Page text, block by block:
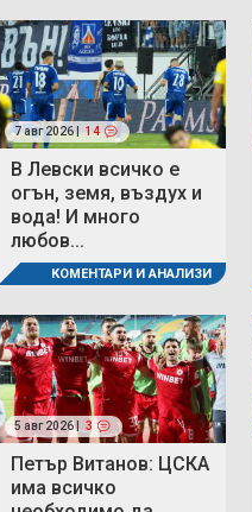
7 авг 2026 | 14
В Левски всичко е
огън, земя, въздух и
вода! И много
любов...
КОМЕНТАРИ И АНАЛИЗИ
5 авг 2026 | 3
Петър Витанов: ЦСКА
има всичко